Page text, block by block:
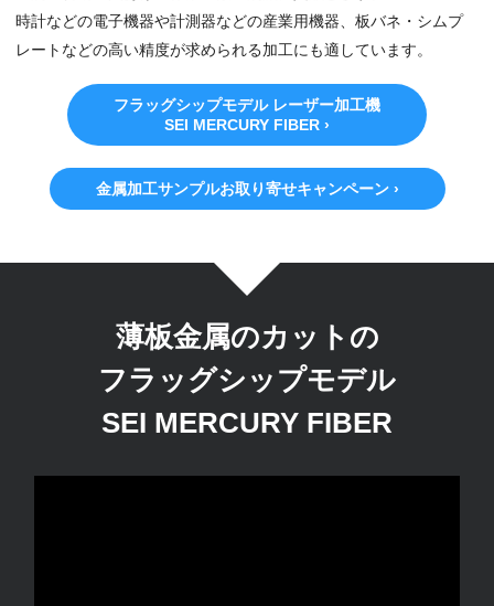
時計などの電子機器や計測器などの産業用機器、板バネ・シムプ
レートなどの高い精度が求められる加工にも適しています。
フラッグシップモデル レーザー加工機
SEI MERCURY FIBER ›
金属加工サンプルお取り寄せキャンペーン ›
薄板金属のカットの
フラッグシップモデル
SEI MERCURY FIBER